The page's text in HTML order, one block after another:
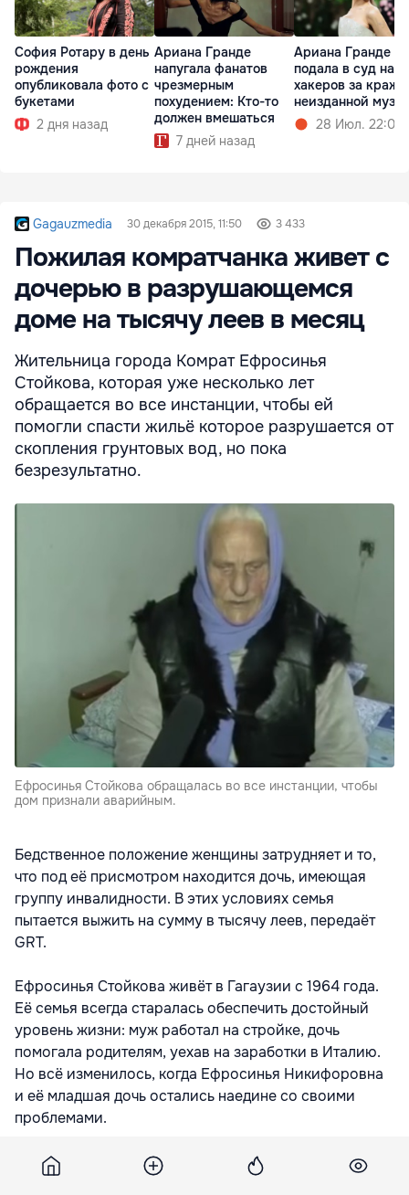
София Ротару в день
рождения
опубликовала фото с
букетами
2 дня назад
Ариана Гранде
напугала фанатов
чрезмерным
похудением: Кто-то
должен вмешаться
7 дней назад
Ариана Гранде
подала в суд на
хакеров за кражу
неизданной
28 Июл. 22:02
Gagauzmedia 30 декабря 2015, 11:50 3 433
Пожилая комратчанка живет с
дочерью в разрушающемся
доме на тысячу леев в месяц
Жительница города Комрат Ефросинья
Стойкова, которая уже несколько лет
обращается во все инстанции, чтобы ей
помогли спасти жильё которое разрушается от
скопления грунтовых вод, но пока
безрезультатно.
Ефросинья Стойкова обращалась во все инстанции, чтобы
дом признали аварийным.
Бедственное положение женщины затрудняет и то,
что под её присмотром находится дочь, имеющая
группу инвалидности. В этих условиях семья
пытается выжить на сумму в тысячу леев, передаёт
GRT.
Ефросинья Стойкова живёт в Гагаузии с 1964 года.
Её семья всегда старалась обеспечить достойный
уровень жизни: муж работал на стройке, дочь
помогала родителям, уехав на заработки в Италию.
Но всё изменилось, когда Ефросинья Никифоровна
и её младшая дочь остались наедине со своими
проблемами.
«Сейчас лишь временно дают компенсацию на